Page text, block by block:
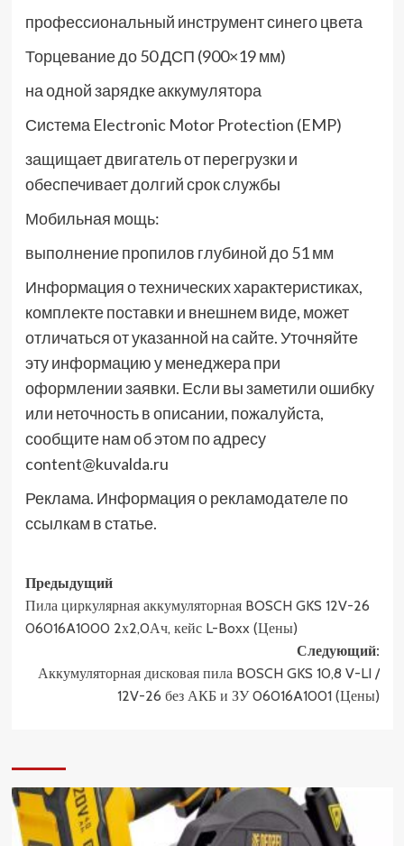
профессиональный инструмент синего цвета
Торцевание до 50 ДСП (900×19 мм)
на одной зарядке аккумулятора
Система Electronic Motor Protection (EMP)
защищает двигатель от перегрузки и
обеспечивает долгий срок службы
Мобильная мощь:
выполнение пропилов глубиной до 51 мм
Информация о технических характеристиках,
комплекте поставки и внешнем виде, может
отличаться от указанной на сайте. Уточняйте
эту информацию у менеджера при
оформлении заявки. Если вы заметили ошибку
или неточность в описании, пожалуйста,
сообщите нам об этом по адресу
content@kuvalda.ru
Реклама. Информация о рекламодателе по
ссылкам в статье.
Навигация
записи
Предыдущий
Пила циркулярная аккумуляторная BOSCH GKS 12V-26
06016A1000 2х2,0Ач, кейс L-Boxx (Цены)
Следующий:
Аккумуляторная дисковая пила BOSCH GKS 10,8 V-LI /
12V-26 без АКБ и ЗУ 06016A1001 (Цены)